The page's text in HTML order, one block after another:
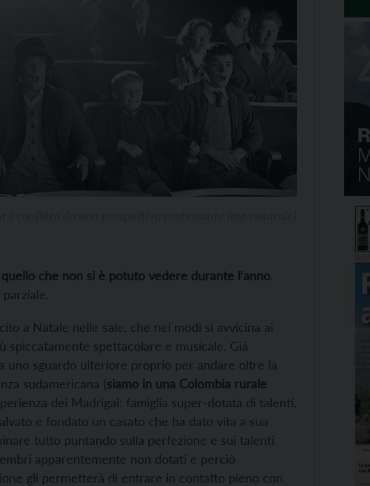
che non si è potuto vedere durante l’anno.
a Natale nelle sale, che nei modi si avvicina ai
spettacolare e musicale. Già
uno sguardo ulteriore proprio per andare oltre la
sudamericana (siamo in una Colombia rurale
dei Madrigal: famiglia super-dotata di talenti,
e fondato un casato che ha dato vita a sua
tutto puntando sulla perfezione e sui talenti
apparentemente non dotati e perciò
gli permetterà di entrare in contatto pieno con